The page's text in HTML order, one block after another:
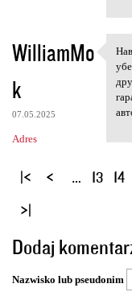
WilliamMo
k
07.05.2025
Adres
S
o
n
y
… 13 14
Dodaj
Nazwisko lub pseudonim